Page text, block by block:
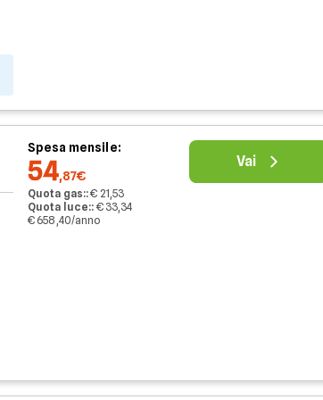
Spesa mensile:
54,87€
Quota gas::€ 21,53
Quota luce::€ 33,34
€ 658,40/anno
Vai